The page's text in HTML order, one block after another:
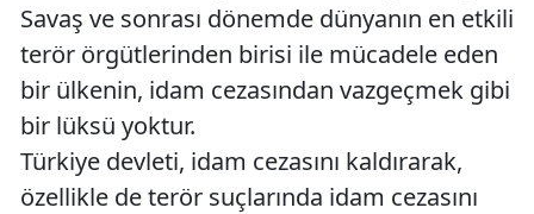
Savaş ve sonrası dönemde dünyanın en etkili
terör örgütlerinden birisi ile mücadele eden
bir ülkenin, idam cezasından vazgeçmek gibi
bir lüksü yoktur.
Türkiye devleti, idam cezasını kaldırarak,
özellikle de terör suçlarında idam cezasını